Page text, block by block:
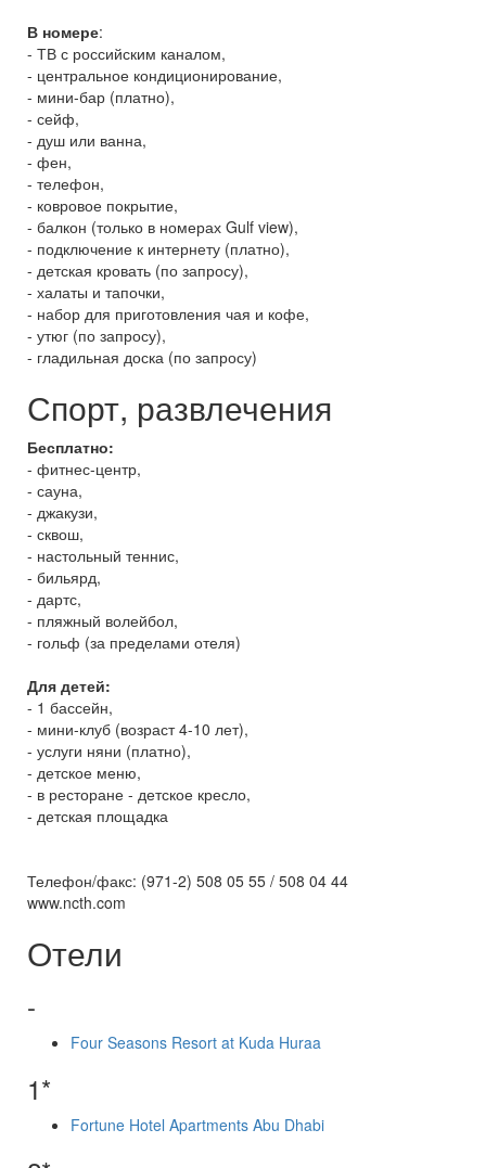
В номере:
- ТВ с российским каналом,
- центральное кондиционирование,
- мини-бар (платно),
- сейф,
- душ или ванна,
- фен,
- телефон,
- ковровое покрытие,
- балкон (только в номерах Gulf view),
- подключение к интернету (платно),
- детская кровать (по запросу),
- халаты и тапочки,
- набор для приготовления чая и кофе,
- утюг (по запросу),
- гладильная доска (по запросу)
Спорт, развлечения
Бесплатно:
- фитнес-центр,
- сауна,
- джакузи,
- сквош,
- настольный теннис,
- бильярд,
- дартс,
- пляжный волейбол,
- гольф (за пределами отеля)
Для детей:
- 1 бассейн,
- мини-клуб (возраст 4-10 лет),
- услуги няни (платно),
- детское меню,
- в ресторане - детское кресло,
- детская площадка
Телефон/факс: (971-2) 508 05 55 / 508 04 44
www.ncth.com
Отели
-
Four Seasons Resort at Kuda Huraa
1*
Fortune Hotel Apartments Abu Dhabi